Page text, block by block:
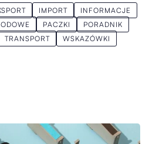
IMPORT
INFORMACJE
PACZKI
PORADNIK
TRANSPORT
WSKAZÓWKI